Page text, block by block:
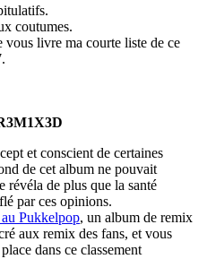
coutumes.
vous livre ma courte liste de ce
et conscient de certaines
de cet album ne pouvait
révéla de plus que la santé
par ces opinions.
Pukkelpop, un album de remix
aux remix des fans, et vous
dans ce classement